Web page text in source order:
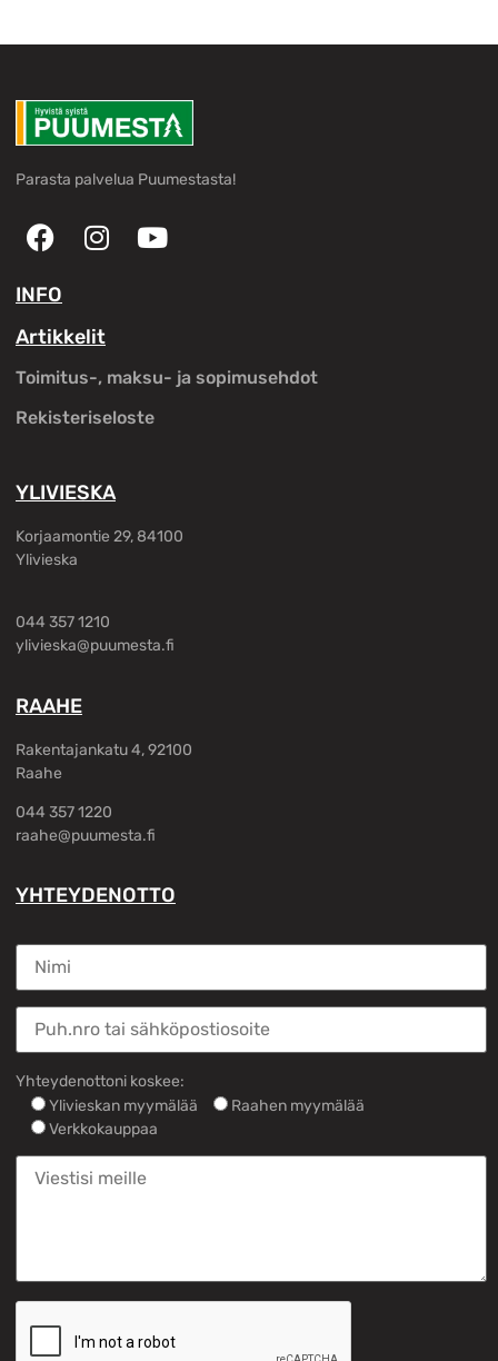
Parasta palvelua Puumestasta!
INFO
Artikkelit
Toimitus-, maksu- ja sopimusehdot
Rekisteriseloste
YLIVIESKA
Korjaamontie 29, 84100
Ylivieska
044 357 1210
ylivieska@puumesta.fi
RAAHE
Rakentajankatu 4, 92100
Raahe
044 357 1220
raahe@puumesta.fi
YHTEYDENOTTO
Yhteydenottoni koskee:
Ylivieskan myymälää
Raahen myymälää
Verkkokauppaa